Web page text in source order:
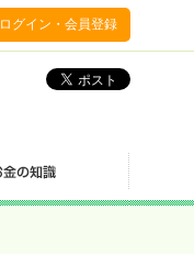
ログイン・会員登録